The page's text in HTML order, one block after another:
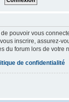
pouvoir vous
inscrire, assurez-
du forum lors de votre
de confidentialité